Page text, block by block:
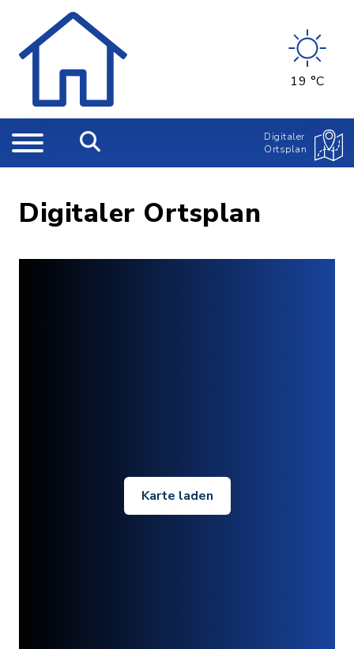
19 °C
Digitaler
Ortsplan
Digitaler Ortsplan
Karte laden